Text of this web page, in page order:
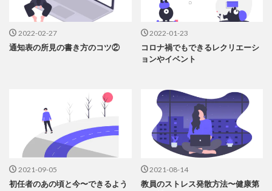
2022-02-27
通知表の所見の書き方のコツ②
2022-01-23
コロナ禍でもできるレクリエーシ
ョンやイベント
2021-09-05
初任者のあの頃と今〜できるよう
2021-08-14
教員のストレス発散方法〜健康第